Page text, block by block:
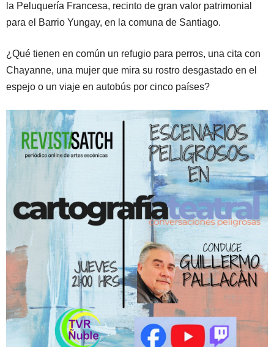
la Peluquería Francesa, recinto de gran valor patrimonial
para el Barrio Yungay, en la comuna de Santiago.
¿Qué tienen en común un refugio para perros, una cita con
Chayanne, una mujer que mira su rostro desgastado en el
espejo o un viaje en autobús por cinco países?